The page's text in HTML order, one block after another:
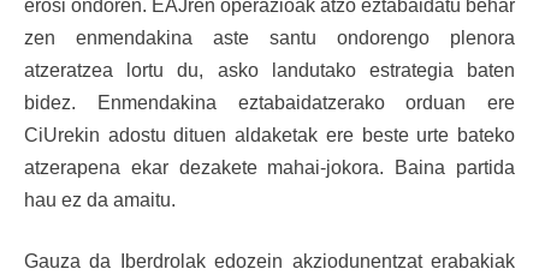
erosi ondoren. EAJren operazioak atzo eztabaidatu behar
zen enmendakina aste santu ondorengo plenora
atzeratzea lortu du, asko landutako estrategia baten
bidez. Enmendakina eztabaidatzerako orduan ere
CiUrekin adostu dituen aldaketak ere beste urte bateko
atzerapena ekar dezakete mahai-jokora. Baina partida
hau ez da amaitu.
Gauza da Iberdrolak edozein akziodunentzat erabakiak